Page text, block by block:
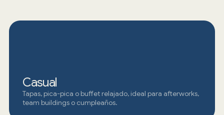
Casual
Tapas, pica-pica o buffet relajado, ideal para afterworks,
team buildings o cumpleaños.